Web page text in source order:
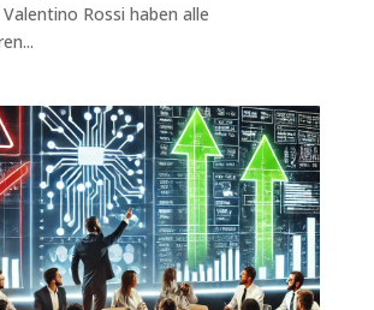
Rossi haben alle